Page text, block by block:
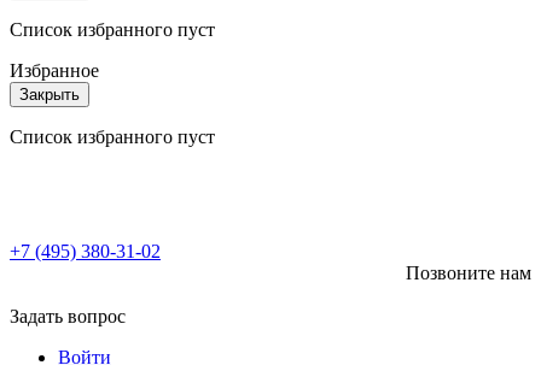
Список избранного пуст
Избранное
Закрыть
Список избранного пуст
+7 (495) 380-31-02
Позвоните нам
Задать вопрос
Войти